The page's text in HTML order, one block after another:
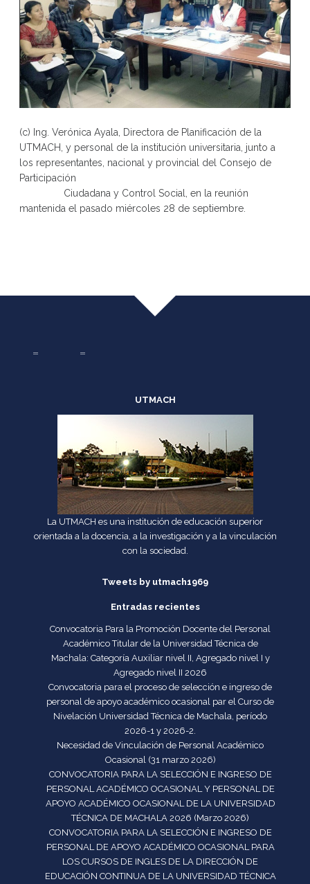
(c) Ing. Verónica Ayala, Directora de Planificación de la
UTMACH, y personal de la institución universitaria, junto a
los representantes, nacional y provincial del Consejo de
Participación
Ciudadana y Control Social, en la reunión
mantenida el pasado miércoles 28 de septiembre.
UTMACH
La UTMACH es una institución de educación superior
orientada a la docencia, a la investigación y a la vinculación
con la sociedad.
Tweets by utmach1969
Entradas recientes
Convocatoria Para la Promoción Docente del Personal
Académico Titular de la Universidad Técnica de
Machala: Categoría Auxiliar nivel II, Agregado nivel I y
Agregado nivel II 2026
Convocatoria para el proceso de selección e ingreso de
personal de apoyo académico ocasional par el Curso de
Nivelación Universidad Técnica de Machala, período
2026-1 y 2026-2.
Necesidad de Vinculación de Personal Académico
Ocasional (31 marzo 2026)
CONVOCATORIA PARA LA SELECCIÓN E INGRESO DE
PERSONAL ACADÉMICO OCASIONAL Y PERSONAL DE
APOYO ACADÉMICO OCASIONAL DE LA UNIVERSIDAD
TÉCNICA DE MACHALA 2026 (Marzo 2026)
CONVOCATORIA PARA LA SELECCIÓN E INGRESO DE
PERSONAL DE APOYO ACADÉMICO OCASIONAL PARA
LOS CURSOS DE INGLES DE LA DIRECCIÓN DE
EDUCACIÓN CONTINUA DE LA UNIVERSIDAD TÉCNICA